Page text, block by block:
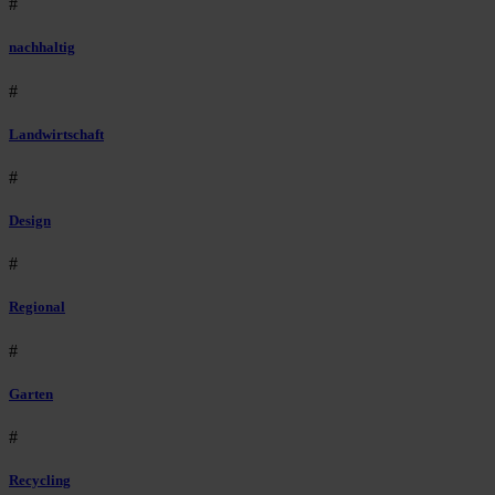
#
nachhaltig
#
Landwirtschaft
#
Design
#
Regional
#
Garten
#
Recycling